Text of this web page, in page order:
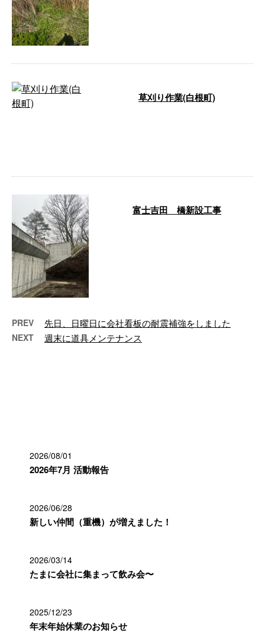
草刈り作業(白根町)
富士吉田 橋新設工事
PREV 先日、日曜日に会社看板の耐震補強をしました
NEXT 週末に道具メンテナンス
2026/08/01
2026年7月 活動報告
2026/06/28
新しい仲間（重機）が増えました！
2026/03/14
たまに会社に集まって飲み会〜
2025/12/23
年末年始休業のお知らせ